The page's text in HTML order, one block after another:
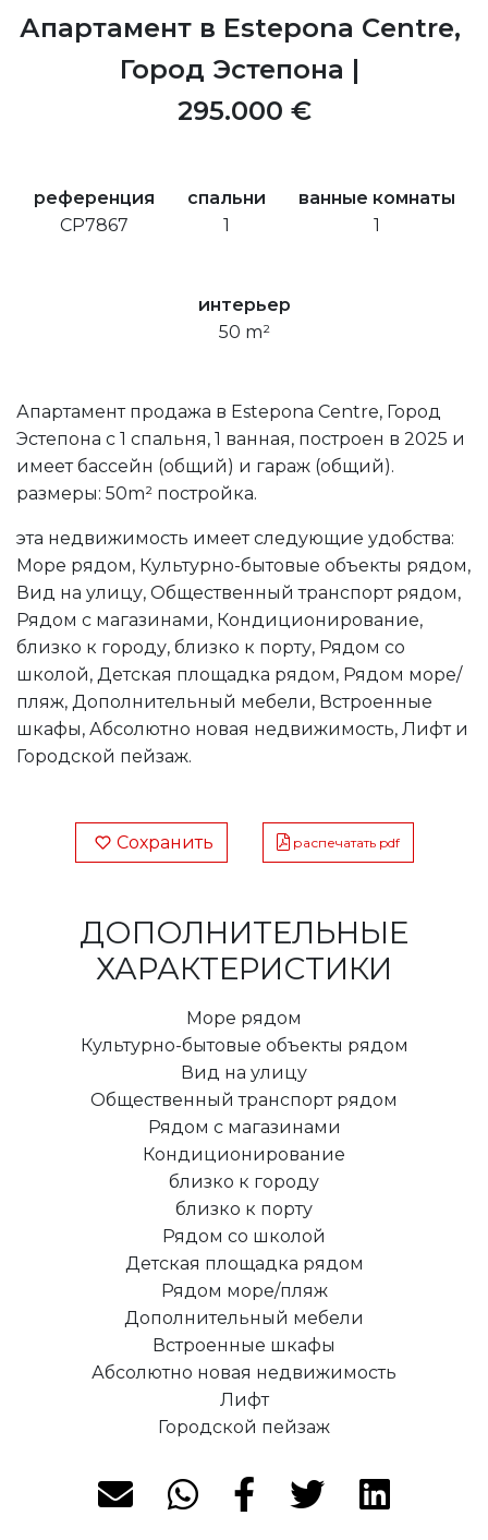
Апартамент в Estepona Centre,
Город Эстепона |
295.000 €
референция
CP7867
спальни
1
ванные комнаты
1
интерьер
50 m²
Апартамент продажа в Estepona Centre, Город
Эстепона с 1 спальня, 1 ванная, построен в 2025 и
имеет бассейн (общий) и гараж (общий).
размеры: 50m² постройка.
эта недвижимость имеет следующие удобства:
Море рядом, Культурно-бытовые объекты рядом,
Вид на улицу, Общественный транспорт рядом,
Рядом с магазинами, Кондиционирование,
близко к городу, близко к порту, Рядом со
школой, Детская площадка рядом, Рядом море/
пляж, Дополнительный мебели, Встроенные
шкафы, Абсолютно новая недвижимость, Лифт и
Городской пейзаж.
Сохранить распечатать pdf
ДОПОЛНИТЕЛЬНЫЕ
ХАРАКТЕРИСТИКИ
Море рядом
Культурно-бытовые объекты рядом
Вид на улицу
Общественный транспорт рядом
Рядом с магазинами
Кондиционирование
близко к городу
близко к порту
Рядом со школой
Детская площадка рядом
Рядом море/пляж
Дополнительный мебели
Встроенные шкафы
Абсолютно новая недвижимость
Лифт
Городской пейзаж